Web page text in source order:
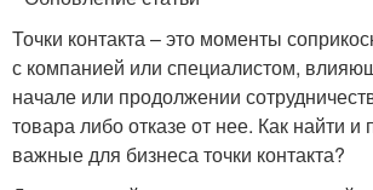
Точки контакта – это моменты
с компанией или специалистом,
начале или продолжении
товара либо отказе от нее. Как найти и
важные для бизнеса точки контакта?